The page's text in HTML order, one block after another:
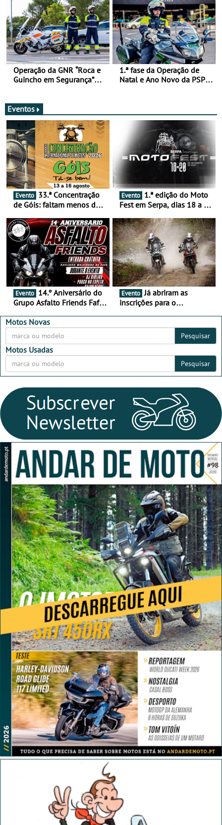
Operação da GNR “Roca e
Guincho em Segurança”
1.ª fase da Operação de
Natal e Ano Novo da PSP e
Eventos
Evento
de Góis: faltam menos de
16 de agosto
Evento
Fest em Serpa, dias 18 a 20
duas rodas invade o Baixo
Alentejo
Evento
Grupo Asfalto Friends Fafe,
2026
Evento Já abriram as
inscrições para o
Motos Novas
Pesquisar
Motos Usadas
Pesquisar